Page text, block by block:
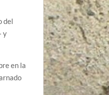
del
y
en la